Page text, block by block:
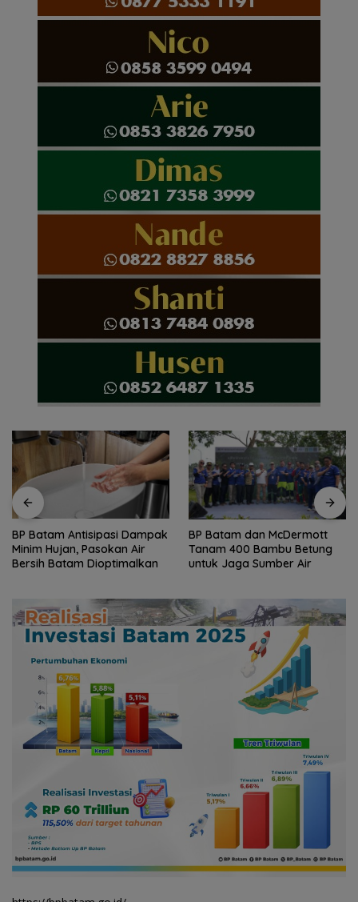
BP Batam dan McDermott
Tanam 400 Bambu Betung
untuk Jaga Sumber Air
HAN 2026, Amsakar-Li
Claudia Lindungi dan Bangun
Masa Depan Anak-Anak